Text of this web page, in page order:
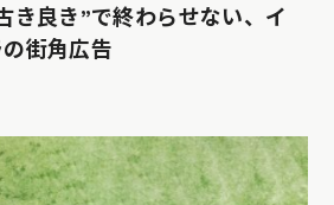
き良き”で終わらせない、イ
街角広告